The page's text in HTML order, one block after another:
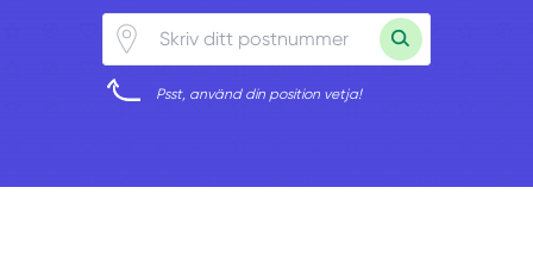
Psst, använd din position vetja!